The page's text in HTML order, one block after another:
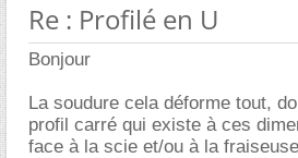
Re : Profilé en U
Bonjour
La soudure cela déforme tout,
profil carré qui existe à ces
face à la scie et/ou à la